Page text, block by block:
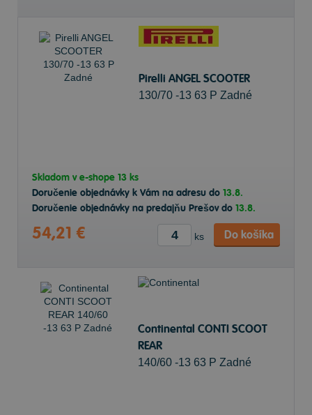
Pirelli ANGEL SCOOTER
130/70 -13 63 P Zadné
Skladom ve-shope 13 ks
Doručenie objednávky k Vám na adresu do 13.8.
Doručenie objednávky na predajňu Prešov do 13.8.
54,21 € ks Do košíka
Continental CONTI SCOOT
REAR
140/60 -13 63 P Zadné